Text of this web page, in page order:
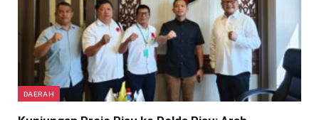
DAERAH